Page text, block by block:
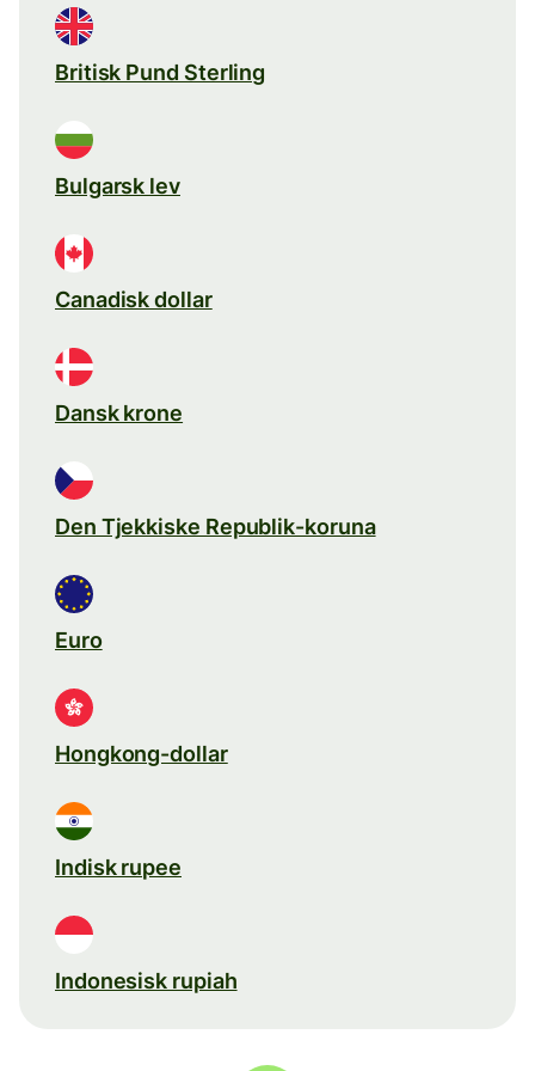
Britisk Pund Sterling
Bulgarsk lev
Canadisk dollar
Dansk krone
Den Tjekkiske Republik-koruna
Euro
Hongkong-dollar
Indisk rupee
Indonesisk rupiah